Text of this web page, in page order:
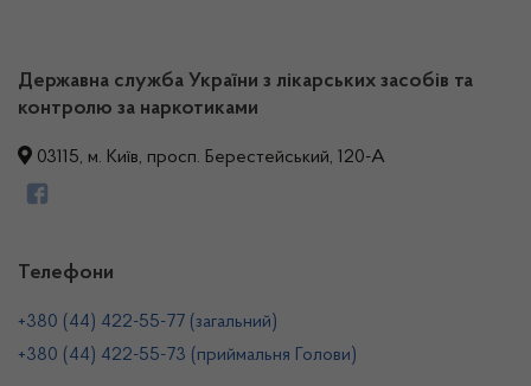
Державна служба України з лікарських засобів та
контролю за наркотиками
03115, м. Київ, просп. Берестейський, 120-А
Телефони
+380 (44) 422-55-77 (загальний)
+380 (44) 422-55-73 (приймальня Голови)